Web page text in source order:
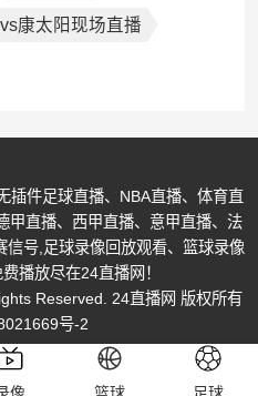
康太阳现场直播
插件足球直播、NBA直播、体育直
甲直播、西甲直播、意甲直播、法
号,足球录像回放观看、篮球录像
播放尽在24直播网！
Reserved. 24直播网 版权所有
号-2